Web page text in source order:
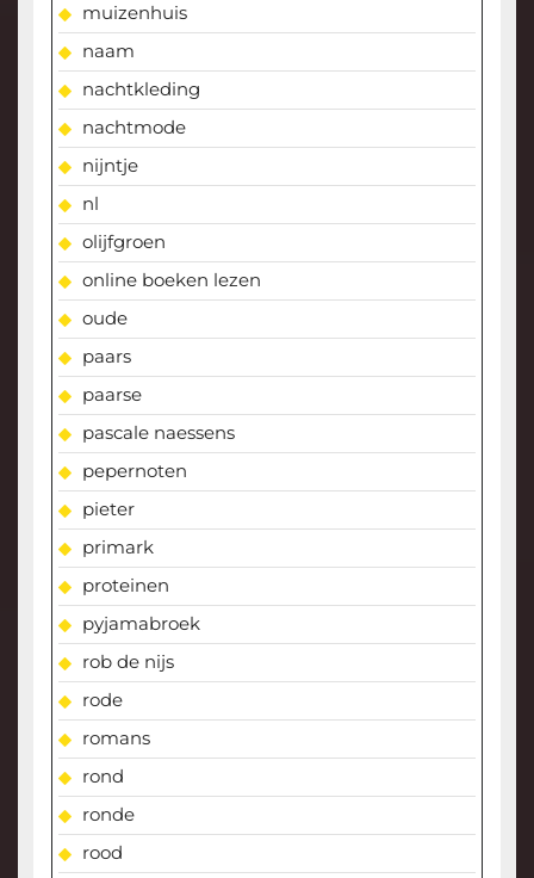
muizenhuis
naam
nachtkleding
nachtmode
nijntje
nl
olijfgroen
online boeken lezen
oude
paars
paarse
pascale naessens
pepernoten
pieter
primark
proteinen
pyjamabroek
rob de nijs
rode
romans
rond
ronde
rood